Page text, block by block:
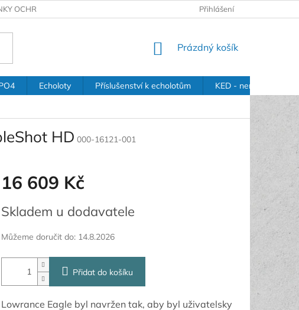
OCHRANY OSOBNÍCH ÚDAJŮ Přihlášení
NÁKUPNÍ
Prázdný košík
Echoloty Příslušenství k echolotům
KED - nerezové
HD 000-16121-001
16 609 Kč
cena:
Skladem u dodavatele
Můžeme doručit do: 14.8.2026
Přidat do košíku
Lowrance Eagle byl navržen tak, aby byl uživatelsky